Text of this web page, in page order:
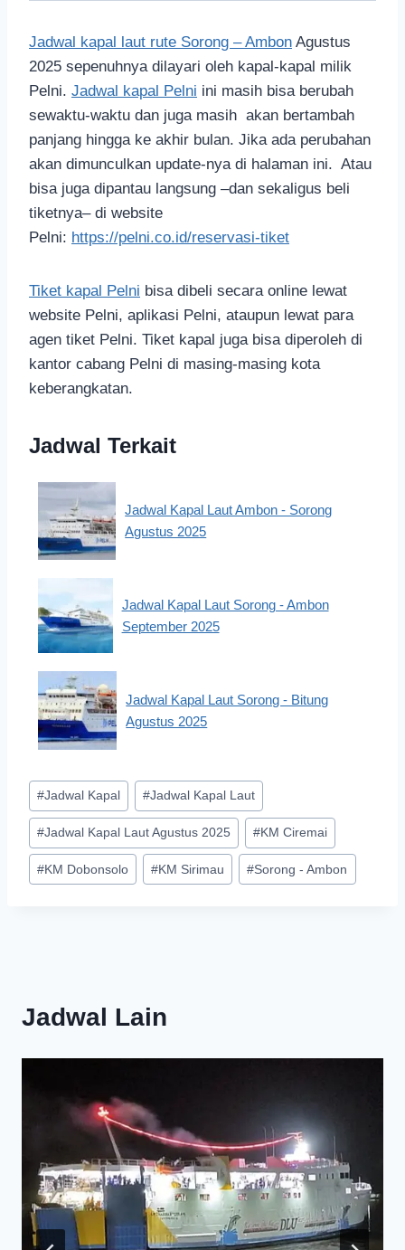
Jadwal kapal laut rute Sorong – Ambon Agustus
2025 sepenuhnya dilayari oleh kapal-kapal milik
Pelni. Jadwal kapal Pelni ini masih bisa berubah
sewaktu-waktu dan juga masih akan bertambah
panjang hingga ke akhir bulan. Jika ada perubahan
akan dimunculkan update-nya di halaman ini. Atau
bisa juga dipantau langsung –dan sekaligus beli
tiketnya– di website
Pelni: https://pelni.co.id/reservasi-tiket
Tiket kapal Pelni bisa dibeli secara online lewat
website Pelni, aplikasi Pelni, ataupun lewat para
agen tiket Pelni. Tiket kapal juga bisa diperoleh di
kantor cabang Pelni di masing-masing kota
keberangkatan.
Jadwal Terkait
Jadwal Kapal Laut Ambon - Sorong
Agustus 2025
Jadwal Kapal Laut Sorong - Ambon
September 2025
Jadwal Kapal Laut Sorong - Bitung
Agustus 2025
Post
Tags:
#Jadwal Kapal #Jadwal Kapal Laut
#Jadwal Kapal Laut Agustus 2025 #KM Ciremai
#KM Dobonsolo #KM Sirimau #Sorong - Ambon
Jadwal Lain